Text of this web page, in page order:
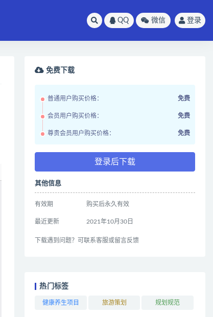
QQ 微信 登录
免费下载
普通用户购买价格： 免费
会员用户购买价格： 免费
尊贵会员用户购买价格： 免费
登录后下载
其他信息
有效期 购买后永久有效
最近更新 2021年10月30日
下载遇到问题？可联系客服或留言反馈
热门标签
健康养生项目 旅游策划 规划规范